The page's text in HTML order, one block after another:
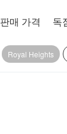
판매 가격 독
Royal Heights